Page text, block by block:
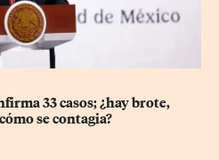
33 casos; ¿hay brote,
se contagia?